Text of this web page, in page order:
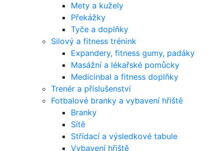
Mety a kužely
Překážky
Tyče a doplňky
Silový a fitness trénink
Expandery, fitness gumy, padáky
Masážní a lékařské pomůcky
Medicinbal a fitness doplňky
Trenér a příslušenství
Fotbalové branky a vybavení hřiště
Branky
Sítě
Střídací a výsledkové tabule
Vybavení hřiště